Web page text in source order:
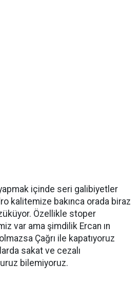
içinde seri galibiyetler
kalitemize bakınca orada biraz
Özellikle stoper
var ama şimdilik Ercan ın
Çağrı ile kapatıyoruz
sakat ve cezalı
bilemiyoruz.